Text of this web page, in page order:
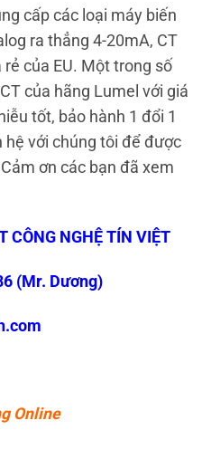
cấp các loại máy biến
ra thẳng 4-20mA, CT
của EU. Một trong số
của hãng Lumel với giá
tốt, bảo hành 1 đổi 1
hệ với chúng tôi để được
ơn các bạn đã xem
CÔNG NGHỆ TÍN VIỆT
(Mr. Dương)
Online